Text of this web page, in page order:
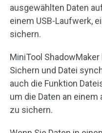
ausgewählten Daten
einem USB-Laufwerk,
sichern.
MiniTool
Sichern und Datei
auch die Funktion
um die Daten an
zu sichern.